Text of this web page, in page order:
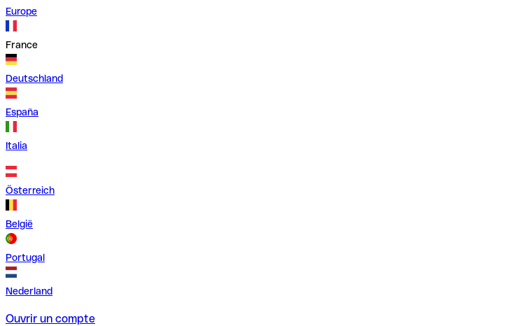
Europe
France
Deutschland
España
Italia
Österreich
België
Portugal
Nederland
Ouvrir un compte